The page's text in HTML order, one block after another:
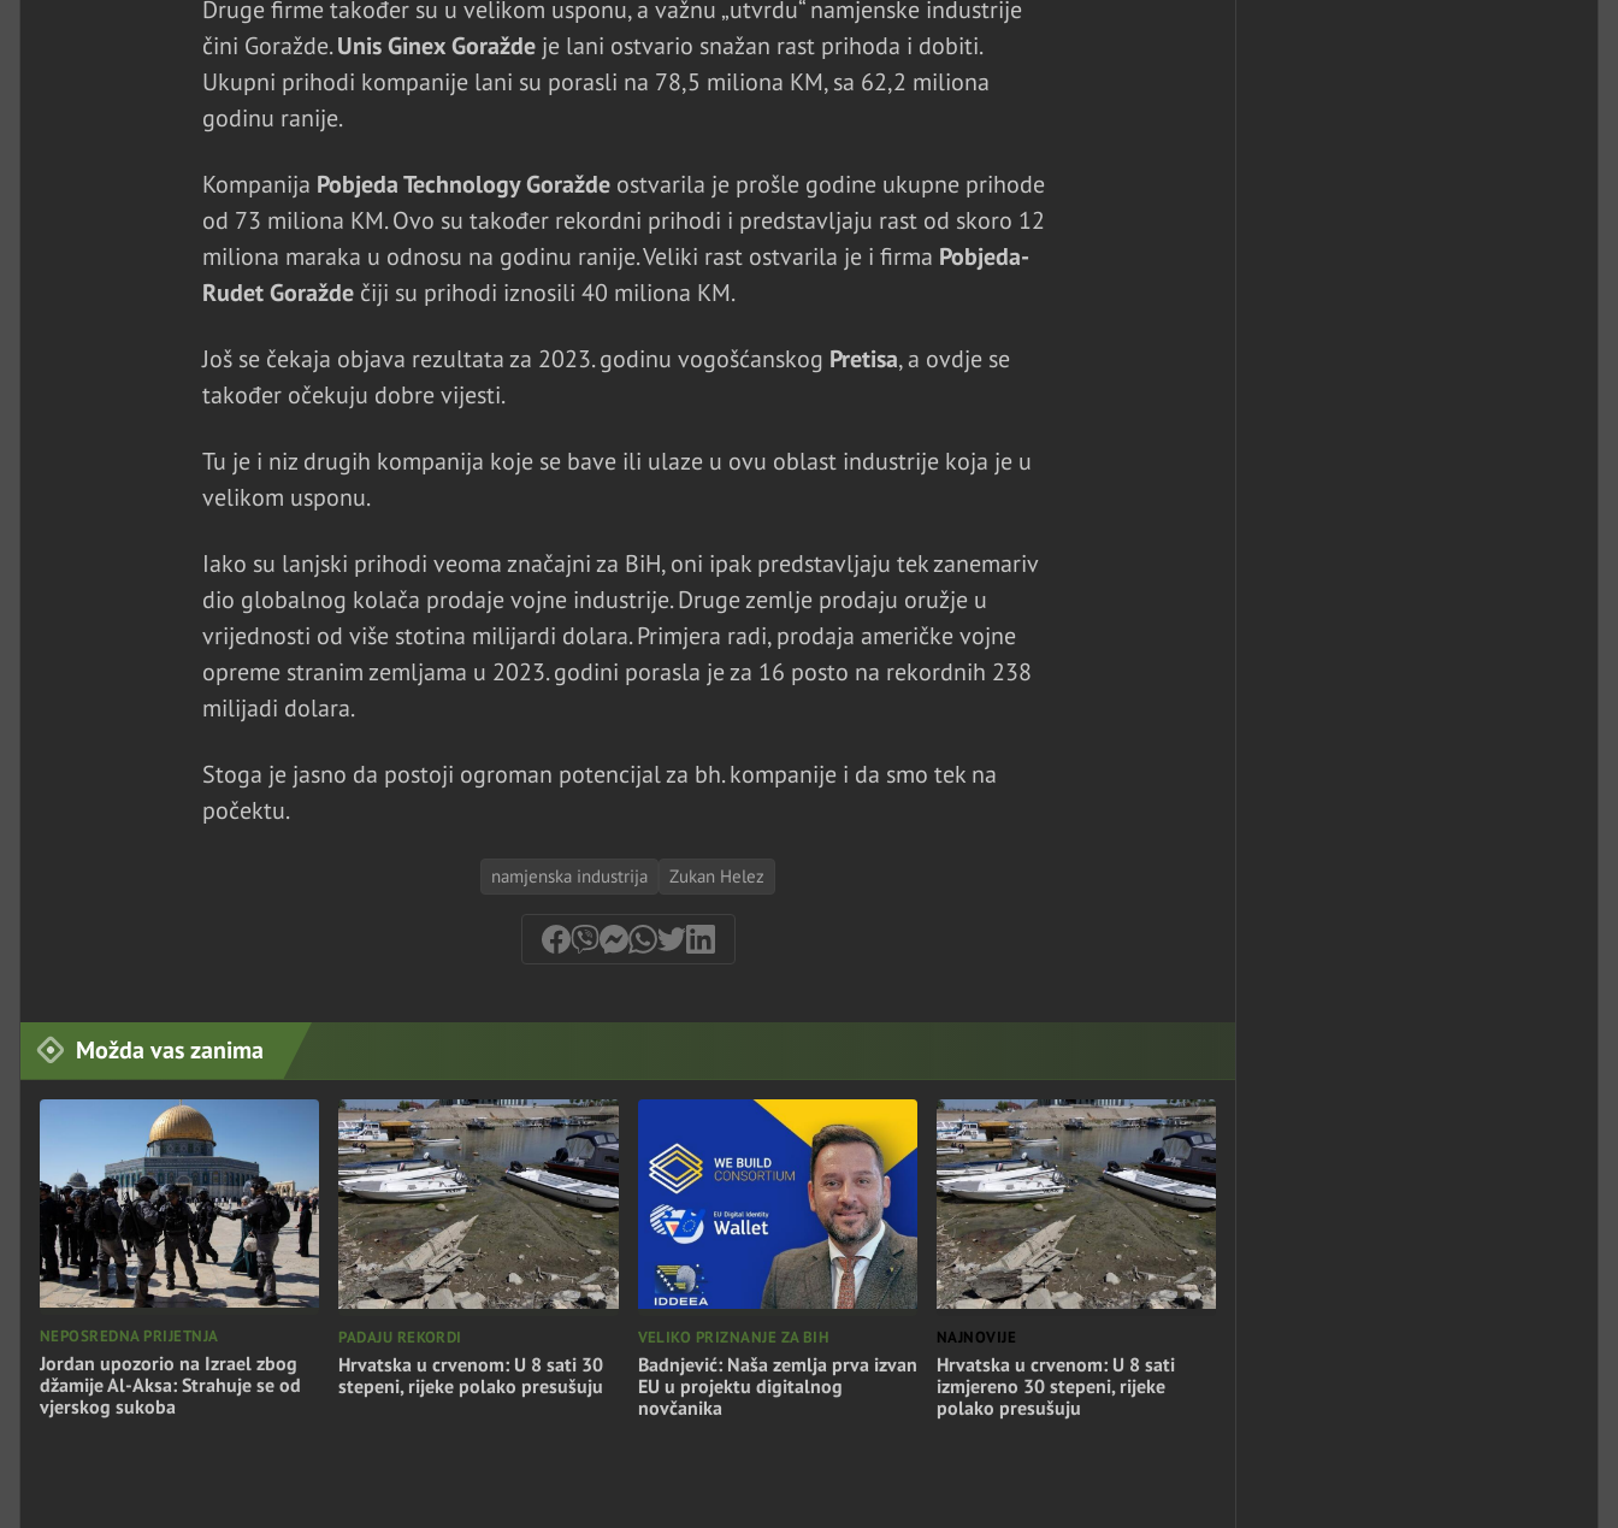
Druge firme također su u velikom usponu, a važnu „utvrdu“ namjenske industrije
čini Goražde.Unis Ginex Goraždeje lani ostvario snažan rast prihoda i dobiti.
Ukupni prihodi kompanije lani su porasli na 78,5 miliona KM, sa 62,2 miliona
godinu ranije.
Kompanija Pobjeda Technology Goraždeostvarila je prošle godine ukupne prihode
od 73 miliona KM. Ovo su također rekordni prihodi i predstavljaju rast od skoro 12
miliona maraka u odnosu na godinu ranije. Veliki rast ostvarila je i firma Pobjeda-
Rudet Goraždečiji su prihodi iznosili 40 miliona KM.
Još se čekaja objava rezultata za 2023. godinu vogošćanskog Pretisa, a ovdje se
također očekuju dobre vijesti.
Tu je i niz drugih kompanija koje se bave ili ulaze u ovu oblast industrije koja je u
velikom usponu.
Iako su lanjski prihodi veoma značajni za BiH, oni ipak predstavljaju tek zanemariv
dio globalnog kolača prodaje vojne industrije. Druge zemlje prodaju oružje u
vrijednosti od više stotina milijardi dolara. Primjera radi, prodaja američke vojne
opreme stranim zemljama u 2023. godini porasla je za 16 posto na rekordnih 238
milijadi dolara.
Stoga je jasno da postoji ogroman potencijal za bh. kompanije i da smo tek na
počektu.
namjenska industrija Zukan Helez
Možda vas zanima
NEPOSREDNA PRIJETNJA
Jordan upozorio na Izrael zbog
džamije Al-Aksa: Strahuje se od
vjerskog sukoba
PADAJU REKORDI
Hrvatska u crvenom: U 8 sati 30
stepeni, rijeke polako presušuju
VELIKO PRIZNANJE ZA BIH
Badnjević: Naša zemlja prva izvan
EU u projektu digitalnog
novčanika
NAJNOVIJE
Hrvatska u crvenom: U 8 sati
izmjereno 30 stepeni, rijeke
polako presušuju